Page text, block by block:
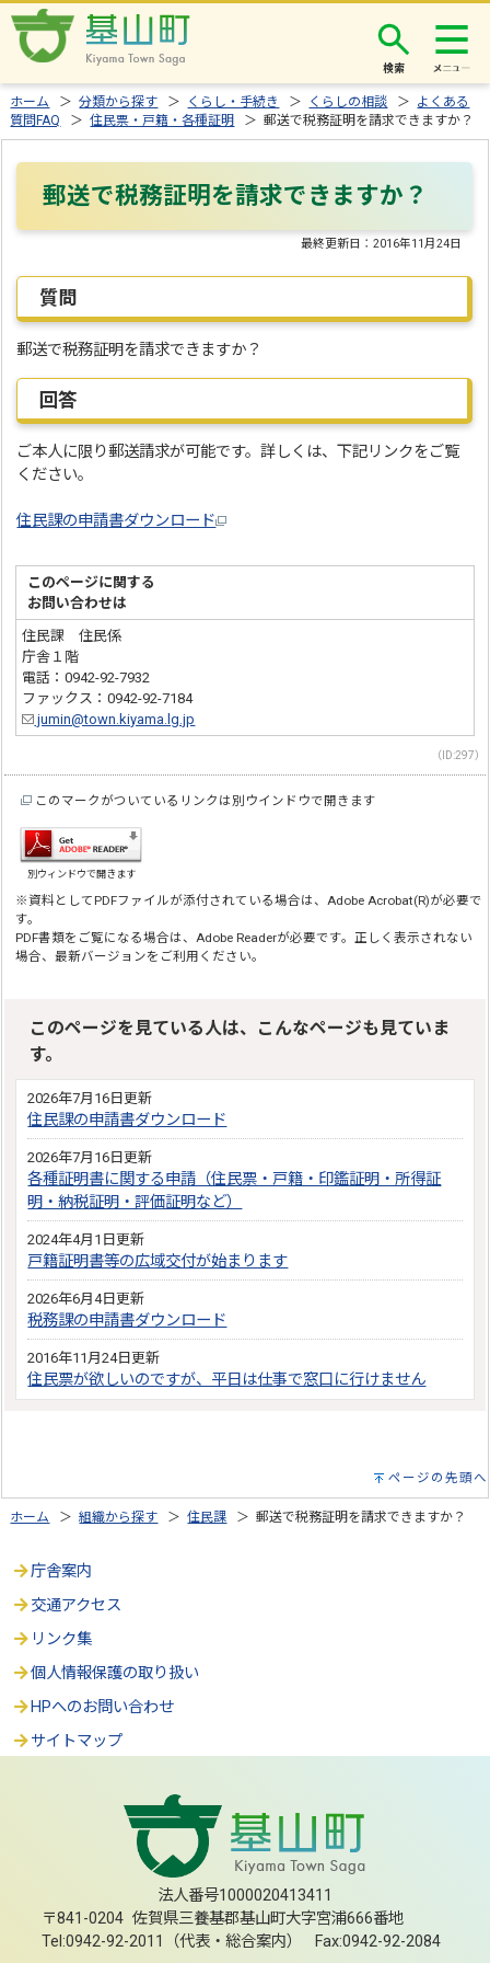
検索
ホーム ＞分類から探す ＞ くらし・手続き ＞ くらしの相談 ＞ よくある
質問FAQ
＞住民票・戸籍・各種証明 ＞ 郵送で税務証明を請求できますか？
郵送で税務証明を請求できますか？
最終更新日：2016年11月24日
質問
郵送で税務証明を請求できますか？
回答
ご本人に限り郵送請求が可能です。詳しくは、下記リンクをご覧
ください。
住民課の申請書ダウンロード
このページに関する
お問い合わせは
住民課 住民係
庁舎１階
電話：0942-92-7932
ファックス：0942-92-7184
jumin@town.kiyama.lg.jp
（ID:297）
このマークがついているリンクは別ウインドウで開きます
別ウィンドウで開きます
※資料としてPDFファイルが添付されている場合は、Adobe Acrobat(R)が必要で
す。
PDF書類をご覧になる場合は、Adobe Readerが必要です。正しく表示されない
場合、最新バージョンをご利用ください。
このページを見ている人は、こんなページも見ていま
す。
2026年7月16日更新
住民課の申請書ダウンロード
2026年7月16日更新
各種証明書に関する申請（住民票・戸籍・印鑑証明・所得証
明・納税証明・評価証明など）
2024年4月1日更新
戸籍証明書等の広域交付が始まります
2026年6月4日更新
税務課の申請書ダウンロード
2016年11月24日更新
住民票が欲しいのですが、平日は仕事で窓口に行けません
ページの先頭へ
ホーム ＞組織から探す ＞住民課 ＞ 郵送で税務証明を請求できますか？
庁舎案内
交通アクセス
リンク集
個人情報保護の取り扱い
HPへのお問い合わせ
サイトマップ
法人番号1000020413411
〒841-0204 佐賀県三養基郡基山町大字宮浦666番地
Tel:0942-92-2011（代表・総合案内） Fax:0942-92-2084